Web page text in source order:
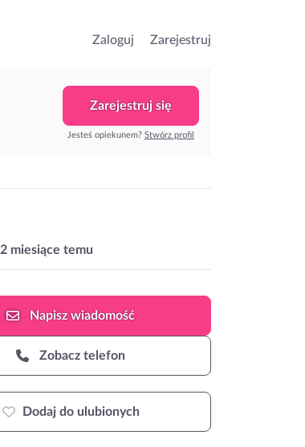
Zaloguj Zarejestruj
Zarejestruj się
Jesteś opiekunem? Stwórz profil
2 miesiące temu
Napiszwiadomość
Zobacz telefon
Dodaj do ulubionych